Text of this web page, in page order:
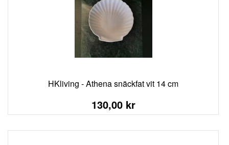
HKliving - Athena snäckfat vit 14 cm
130,00 kr